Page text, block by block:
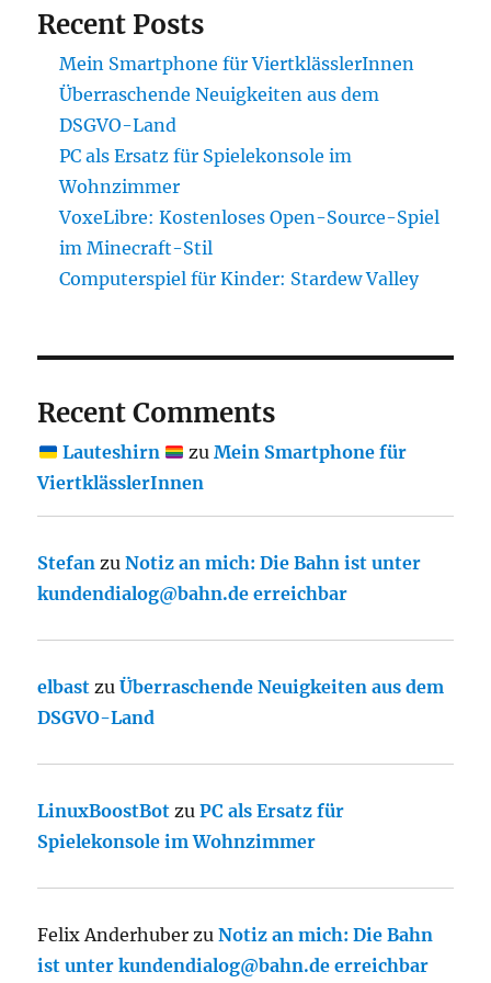
Recent Posts
Mein Smartphone für ViertklässlerInnen
Überraschende Neuigkeiten aus dem
DSGVO-Land
PC als Ersatz für Spielekonsole im
Wohnzimmer
VoxeLibre: Kostenloses Open-Source-Spiel
im Minecraft-Stil
Computerspiel für Kinder: Stardew Valley
Recent Comments
Lauteshirn zu Mein Smartphone für
ViertklässlerInnen
Stefan zuNotiz an mich: Die Bahn ist unter
kundendialog@bahn.de erreichbar
elbast zuÜberraschende Neuigkeiten aus dem
DSGVO-Land
LinuxBoostBot zuPC als Ersatz für
Spielekonsole im Wohnzimmer
Felix Anderhuber zuNotiz an mich: Die Bahn
ist unter kundendialog@bahn.de erreichbar